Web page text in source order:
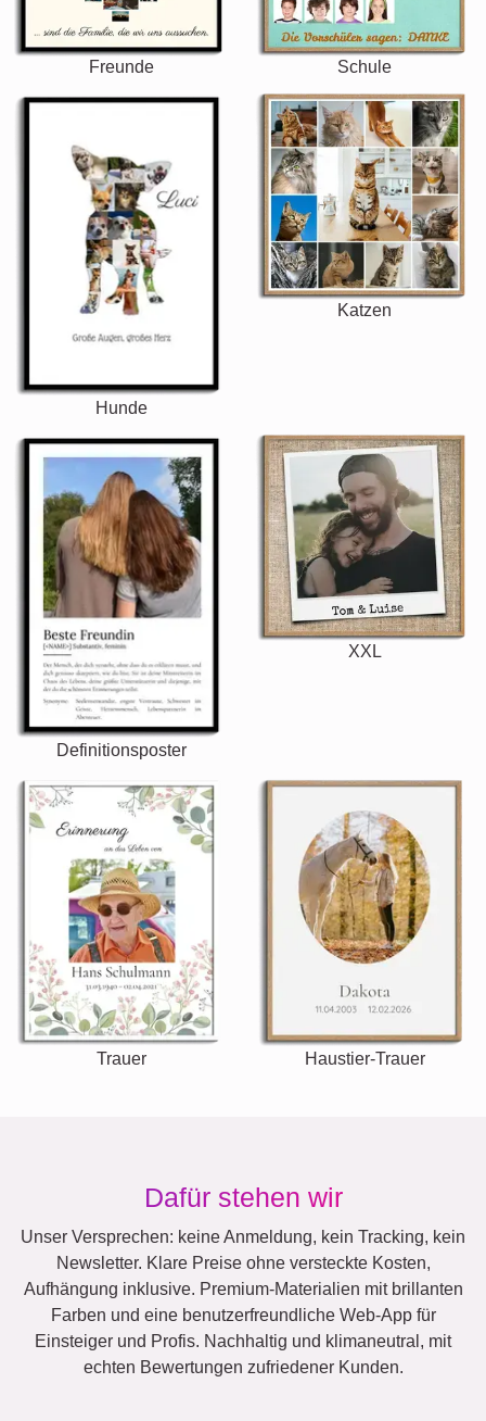
Freunde Schule
Hunde
Katzen
Definitionsposter
XXL
Trauer Haustier-Trauer
Dafür stehen wir
Unser Versprechen: keine Anmeldung, kein Tracking, kein
Newsletter. Klare Preise ohne versteckte Kosten,
Aufhängung inklusive. Premium-Materialien mit brillanten
Farben und eine benutzerfreundliche Web-App für
Einsteiger und Profis. Nachhaltig und klimaneutral, mit
echten Bewertungen zufriedener Kunden.